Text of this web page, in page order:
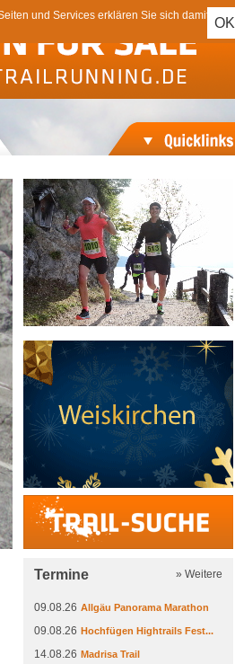
OK
und Services erklären Sie sich damit
Termine » Weitere
09.08.26 Allgäu Panorama Marathon
09.08.26 Hochfügen Hightrails Fest...
14.08.26 Madrisa Trail